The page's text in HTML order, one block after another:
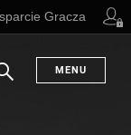
Gracza
MENU